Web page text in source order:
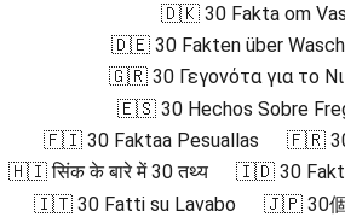
🇩🇰 30 Fakta om
🇩🇪 30 Fakten über
🇬🇷 30 Γεγονότα για το
🇪🇸 30 Hechos Sobre
🇫🇮 30 Faktaa Pesuallas
🇫🇷 30
🇭🇮 सिंक के बारे में 30 तथ्य
🇮🇩 30
🇮🇹 30 Fatti su Lavabo
🇯🇵 30個